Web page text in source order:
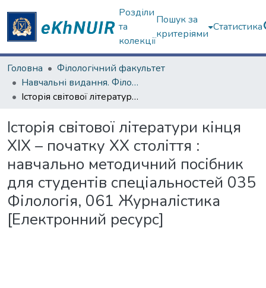
Розділи
та
колекції
Пошук за
критеріями
Статистика
Головна
Філологічний факультет
Навчальні видання. Філологічний факультет
Історія світової літератури кінця ХІХ – початку ХХ століття : навчально методичний посібник для студентів спеціальностей 035 Філологія, 061 Журналістика [Електронний ресурс]
Історія світової літератури кінця
ХІХ – початку ХХ століття :
навчально методичний посібник
для студентів спеціальностей 035
Філологія, 061 Журналістика
[Електронний ресурс]